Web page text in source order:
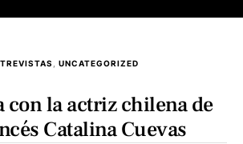
UNCATEGORIZED
con la actriz chilena de
Catalina Cuevas